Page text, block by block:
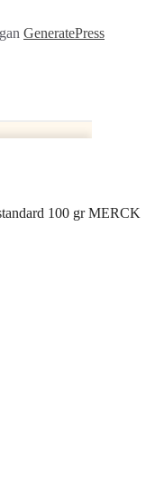
GeneratePress
100 gr MERCK